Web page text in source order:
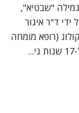
"שבטיא",
ד"ר איגור
(רופא מומחה